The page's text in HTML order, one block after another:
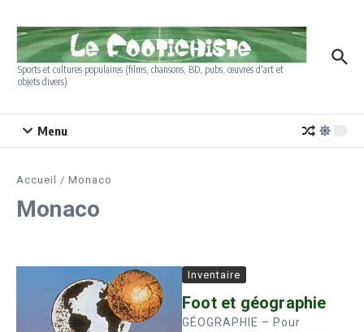
Sports et cultures populaires (films, chansons, BD, pubs, œuvres d'art et
objets divers)
Menu
Accueil / Monaco
Monaco
Inventaire
Foot et géographie
GÉOGRAPHIE – Pour